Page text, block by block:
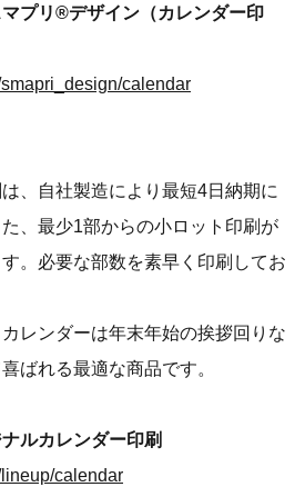
プリ®デザイン（カレンダー印
calendar
、自社製造により最短4日納期に
、最少1部からの小ロット印刷が
。必要な部数を素早く印刷してお
レンダーは年末年始の挨拶回りな
ばれる最適な商品です。
ルカレンダー印刷
calendar